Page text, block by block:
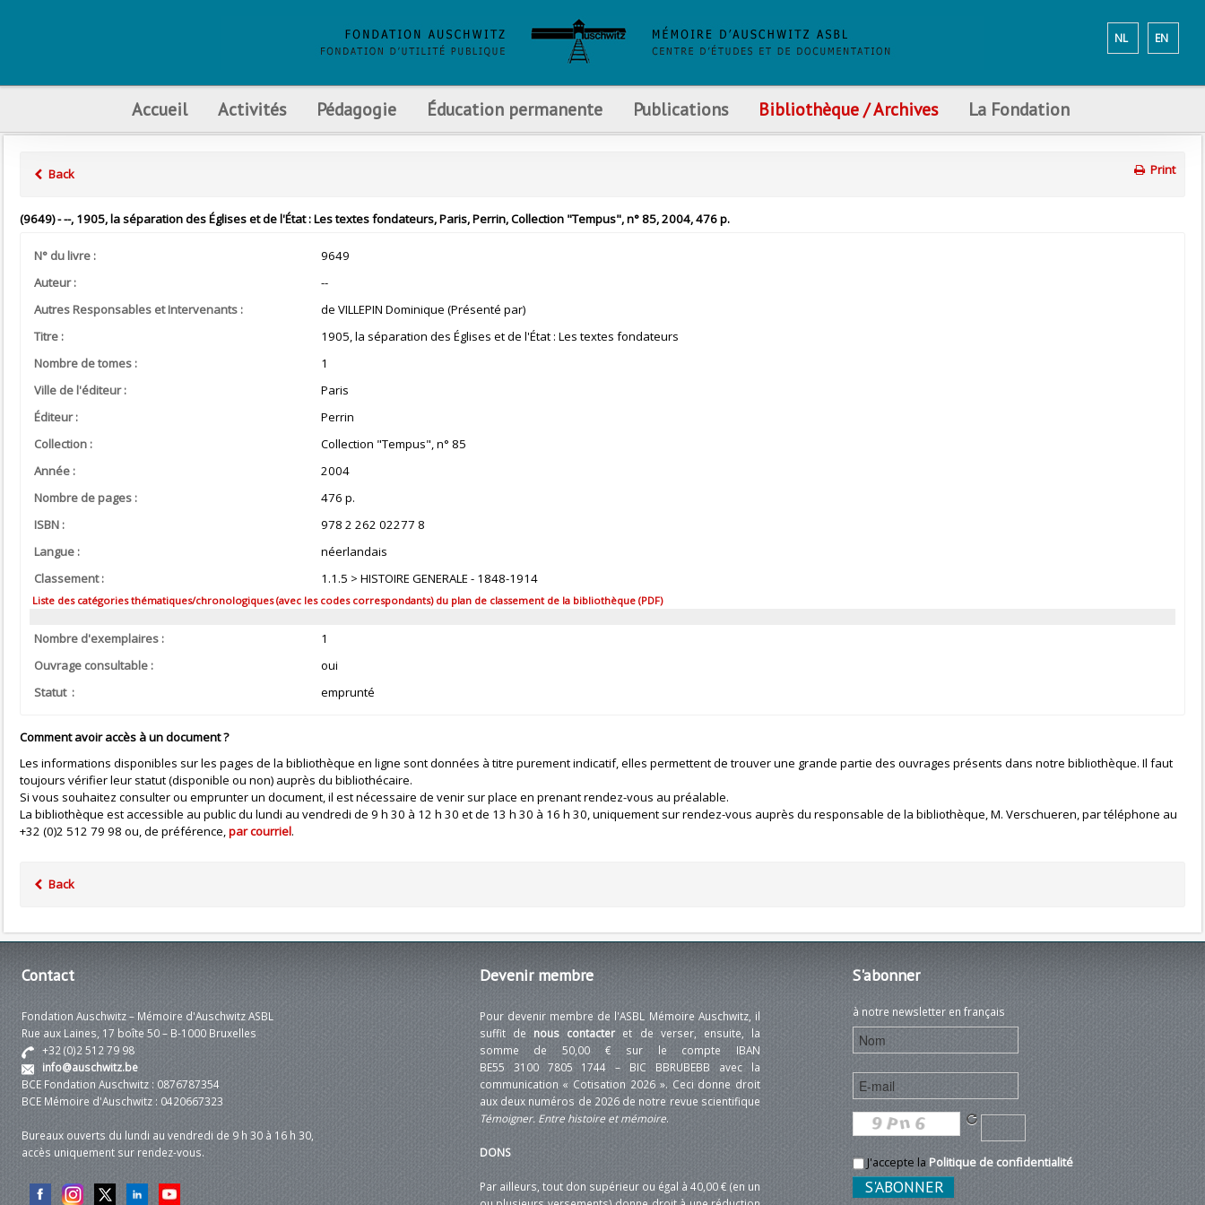
EN
NL
Accueil Activités Pédagogie Éducation permanente Publications Bibliothèque / Archives La Fondation
Back Print
(9649) - --, 1905, la séparation des Églises et de l'État : Les textes fondateurs, Paris, Perrin, Collection "Tempus", n° 85, 2004, 476 p.
N° du livre :
9649
Auteur :
--
Autres Responsables et Intervenants :
de VILLEPIN Dominique (Présenté par)
Titre :
1905, la séparation des Églises et de l'État : Les textes fondateurs
Nombre de tomes :
1
Ville de l'éditeur :
Paris
Éditeur :
Perrin
Collection :
Collection "Tempus", n° 85
Année :
2004
Nombre de pages :
476 p.
ISBN :
978 2 262 02277 8
Langue :
néerlandais
Classement :
1.1.5 > HISTOIRE GENERALE - 1848-1914
Liste des catégories thématiques/chronologiques (avec les codes correspondants) du plan de classement de la bibliothèque (PDF)
Nombre d'exemplaires :
1
Ouvrage consultable :
oui
Statut :
emprunté
Comment avoir accès à un document ?
Les informations disponibles sur les pages de la bibliothèque en ligne sont données à titre purement indicatif, elles permettent de trouver une grande partie des ouvrages présents dans notre bibliothèque. Il faut
toujours vérifier leur statut (disponible ou non) auprès du bibliothécaire.
Si vous souhaitez consulter ou emprunter un document, il est nécessaire de venir sur place en prenant rendez-vous au préalable.
La bibliothèque est accessible au public du lundi au vendredi de 9 h 30 à 12 h 30 et de 13 h 30 à 16 h 30, uniquement sur rendez-vous auprès du responsable de la bibliothèque, M. Verschueren, par téléphone au
+32 (0)2 512 79 98 ou, de préférence,par courriel.
Back
Contact
Fondation Auschwitz – Mémoire d'Auschwitz ASBL
Rue aux Laines, 17 boîte 50 – B-1000 Bruxelles
+32 (0)2 512 79 98
info@auschwitz.be
BCE Fondation Auschwitz : 0876787354
BCE Mémoire d'Auschwitz : 0420667323
Bureaux ouverts du lundi au vendredi de 9 h 30 à 16 h 30,
accès uniquement sur rendez-vous.
Devenir membre
Pour devenir membre de l'ASBL Mémoire Auschwitz, il
suffit de nous contacteret de verser, ensuite, la
somme de 50,00 € sur le compte IBAN
BE55 3100 7805 1744 – BIC BBRUBEBB avec la
communication « Cotisation 2026 ». Ceci donne droit
aux deux numéros de 2026 de notre revue scientifique
Témoigner. Entre histoire et mémoire.
DONS
Par ailleurs, tout don supérieur ou égal à 40,00 € (en un
S'abonner
à notre newsletter en français
J'accepte la Politique de confidentialité